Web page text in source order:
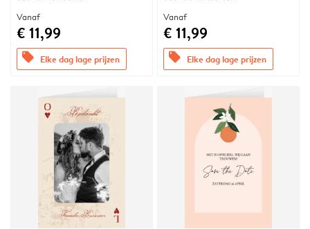
Vanaf
€ 11,99
offers Elke dag lage prijzen
Vanaf
€ 11,99
offers Elke dag lage prijzen